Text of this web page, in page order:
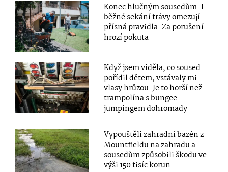
Konec hlučným sousedům: I
běžné sekání trávy omezují
přísná pravidla. Za porušení
hrozí pokuta
Když jsem viděla, co soused
pořídil dětem, vstávaly mi
vlasy hrůzou. Je to horší než
trampolína s bungee
jumpingem dohromady
Vypouštěli zahradní bazén z
Mountfieldu na zahradu a
sousedům způsobili škodu ve
výši 150 tisíc korun